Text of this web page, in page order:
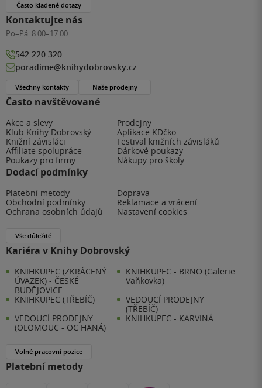
Často navštěvované
Akce a slevy
Prodejny
Klub Knihy Dobrovský
Aplikace KDčko
Knižní závisláci
Festival knižních závisláků
Affiliate spolupráce
Dárkové poukazy
Poukazy pro firmy
Nákupy pro školy
Dodací podmínky
Platební metody
Doprava
Obchodní podmínky
Reklamace a vrácení
Ochrana osobních údajů
Nastavení cookies
Vše důležité
Kariéra v Knihy Dobrovský
KNIHKUPEC (ZKRÁCENÝ
ÚVAZEK) - ČESKÉ
BUDĚJOVICE
KNIHKUPEC - BRNO (Galerie
Vaňkovka)
KNIHKUPEC (TŘEBÍČ)
VEDOUCÍ PRODEJNY
(TŘEBÍČ)
VEDOUCÍ PRODEJNY
(OLOMOUC - OC HANÁ)
KNIHKUPEC - KARVINÁ
Volné pracovní pozice
Platební metody
Často kladené dotazy
Kontaktujte nás
Po–Pá: 8:00–17:00
542 220 320
poradime@knihydobrovsky.cz
Všechny kontakty Naše prodejny